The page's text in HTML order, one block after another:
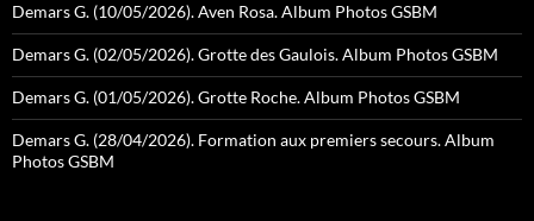
Demars G. (10/05/2026). Aven Rosa. Album Photos GSBM
Demars G. (02/05/2026). Grotte des Gaulois. Album Photos GSBM
Demars G. (01/05/2026). Grotte Roche. Album Photos GSBM
Demars G. (28/04/2026). Formation aux premiers secours. Album
Photos GSBM